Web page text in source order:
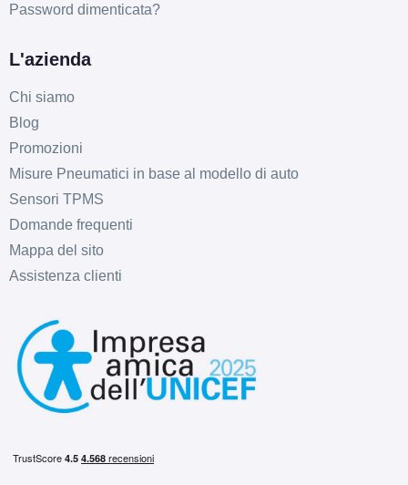
Password dimenticata?
L'azienda
Chi siamo
Blog
Promozioni
Misure Pneumatici in base al modello di auto
Sensori TPMS
Domande frequenti
Mappa del sito
Assistenza clienti